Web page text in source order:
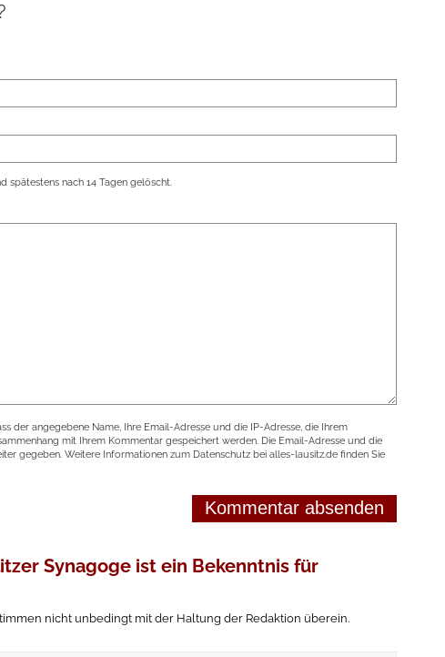
spätestens nach 14 Tagen gelöscht.
der angegebene Name, Ihre Email-Adresse und die IP-Adresse, die Ihrem
mit Ihrem Kommentar gespeichert werden. Die Email-Adresse und die
gegeben. Weitere Informationen zum Datenschutz bei alles-lausitz.de finden Sie
Synagoge ist ein Bekenntnis für
nicht unbedingt mit der Haltung der Redaktion überein.